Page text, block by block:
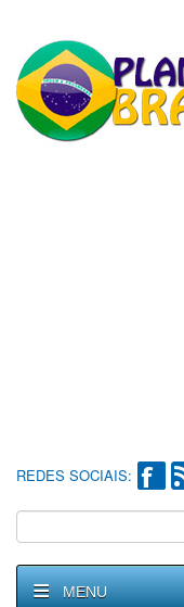
REDES SOCIAIS:
MENU